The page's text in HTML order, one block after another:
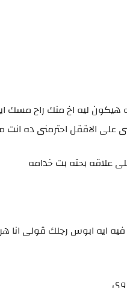
هيكون ليه اخ منك راح مسك
على الاققل احترمنى ده
علاقه بحته بت خدامه
ايه ابوس رجلك قولى انا